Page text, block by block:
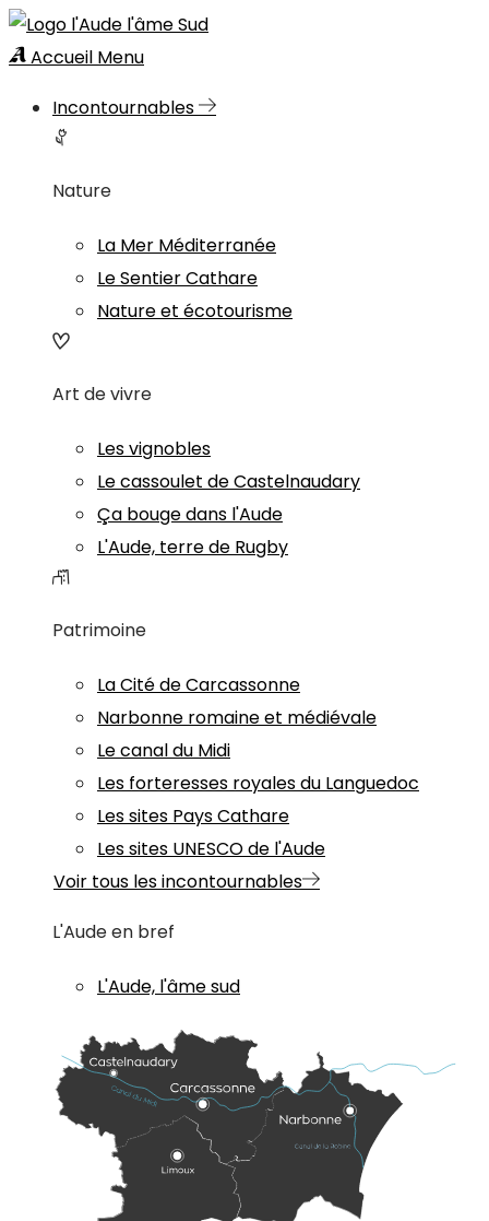
Accueil Menu
Incontournables
Nature
La Mer Méditerranée
Le Sentier Cathare
Nature et écotourisme
Art de vivre
Les vignobles
Le cassoulet de Castelnaudary
Ça bouge dans l'Aude
L'Aude, terre de Rugby
Patrimoine
La Cité de Carcassonne
Narbonne romaine et médiévale
Le canal du Midi
Les forteresses royales du Languedoc
Les sites Pays Cathare
Les sites UNESCO de l'Aude
Voir tous les incontournables
L'Aude en bref
L'Aude, l'âme sud